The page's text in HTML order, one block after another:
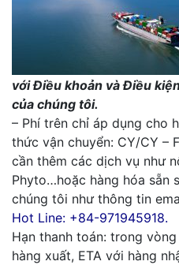
với Điều khoản và Điều
của chúng tôi.
– Phí trên chỉ áp dụng cho
thức vận chuyển: CY/CY –
cần thêm các dịch vụ như
Phyto…hoặc hàng hóa sẵn
chúng tôi như thông tin
Hot Line: +84-971945918.
Hạn thanh toán: trong
hàng xuất, ETA với hàng